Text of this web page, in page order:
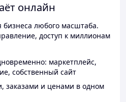
онлайн
любого масштаба.
доступ к миллионам
маркетплейс,
собственный сайт
заказами и ценами в одном